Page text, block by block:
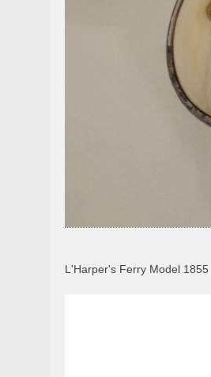
L'Harper's Ferry Model 1855